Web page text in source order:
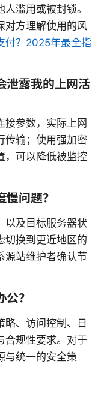
滥用或被封锁。
对方理解使用的风
付？2025年最全指
泄露我的上网活
接参数，实际上网
传输；使用强加密
，可以降低被监控
问题？
以及目标服务器状
切换到更近地区的
源站维护者确认节
？
略、访问控制、日
合规性要求。对于
与统一的安全策